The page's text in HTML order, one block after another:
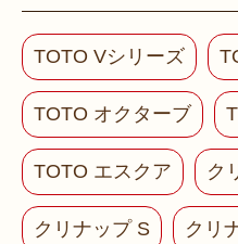
TOTO Vシリーズ
TOTO オクターブ
TOTO エスクア ク
クリナップ S クリ